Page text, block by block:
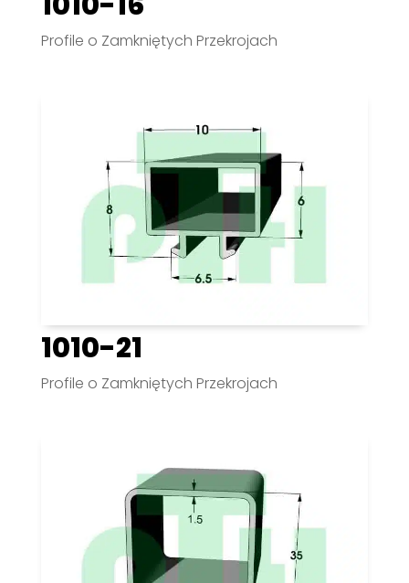
Profile o Zamkniętych Przekrojach
1010-21
Profile o Zamkniętych Przekrojach